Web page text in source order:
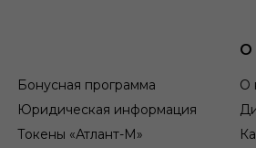
Бонусная программа
Юридическая информация
Токены «Атлант-М»
О
О